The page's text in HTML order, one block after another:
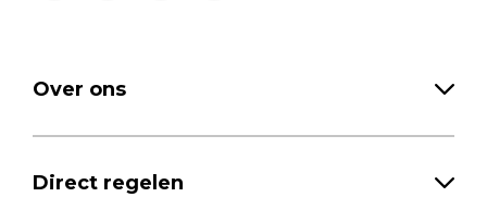
Over ons
Direct regelen